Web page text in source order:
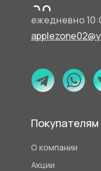
О компании
Акции
90
ежедневно
Покупателям